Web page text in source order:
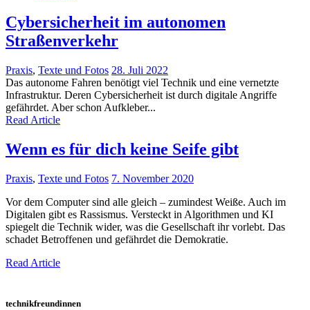
Cybersicherheit im autonomen
Straßenverkehr
Praxis, Texte und Fotos 28. Juli 2022
Das autonome Fahren benötigt viel Technik und eine vernetzte
Infrastruktur. Deren Cybersicherheit ist durch digitale Angriffe
gefährdet. Aber schon Aufkleber...
Read Article
Wenn es für dich keine Seife gibt
Praxis, Texte und Fotos 7. November 2020
Vor dem Computer sind alle gleich – zumindest Weiße. Auch im
Digitalen gibt es Rassismus. Versteckt in Algorithmen und KI
spiegelt die Technik wider, was die Gesellschaft ihr vorlebt. Das
schadet Betroffenen und gefährdet die Demokratie.
Read Article
technikfreundinnen